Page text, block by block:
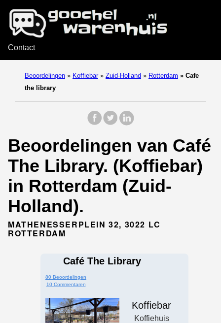
Contact
Beoordelingen » Koffiebar » Zuid-Holland » Rotterdam » Cafe
the library
Beoordelingen van Café
The Library. (Koffiebar)
in Rotterdam (Zuid-
Holland).
MATHENESSERPLEIN 32, 3022 LC
ROTTERDAM
Café The Library
80 Beoordelingen
10 Commentaren
Koffiebar
Koffiehuis